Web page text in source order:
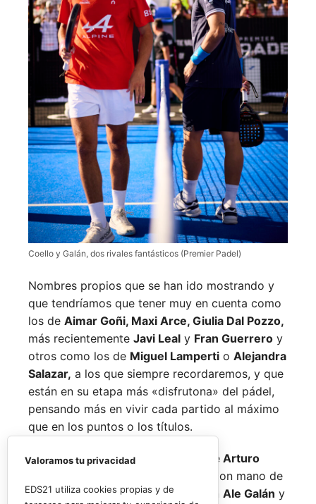
Coello y Galán, dos rivales fantásticos (Premier Padel)
Nombres propios que se han ido mostrando y
que tendríamos que tener muy en cuenta como
los de Aimar Goñi, Maxi Arce, Giulia Dal Pozzo,
más recientemente Javi Leal y Fran Guerrero y
otros como los de Miguel Lamperti o Alejandra
Salazar, a los que siempre recordaremos, y que
están en su etapa más «disfrutona» del pádel,
pensando más en vivir cada partido al máximo
que en los puntos o los títulos.
No por ello hemos de olvidarnos de Arturo
que rigen con mano de
hierro el circuito pero que tienen en Ale Galán y
Valoramos tu privacidad
EDS21 utiliza cookies propias y de